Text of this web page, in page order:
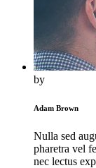
by
Adam Brown
Nulla sed
pharetra vel
nec lectus